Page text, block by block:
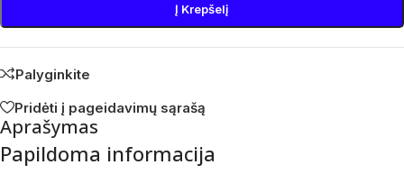
Į Krepšelį
Palyginkite
Pridėti į pageidavimų sąrašą
Aprašymas
Papildoma informacija